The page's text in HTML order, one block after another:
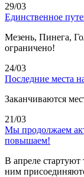
29/03
Единственное
Мезень, Пинега,
ограничено!
24/03
Последние места
Заканчиваются
21/03
Мы продолжаем
повышаем!
В апреле
ним